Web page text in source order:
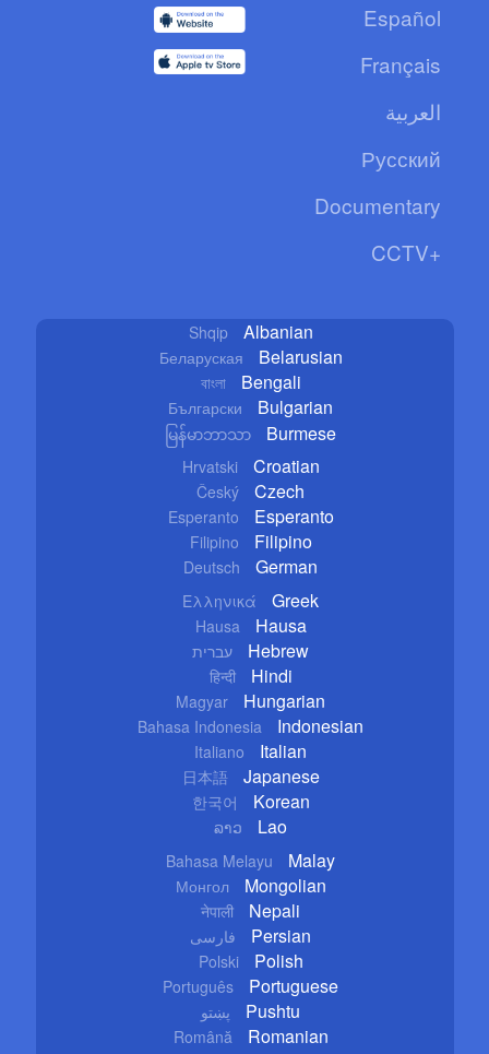
Español
Français
العربية
Русский
Documentary
CCTV+
Shqip Albanian
Беларуская Belarusian
বাংলা Bengali
Български Bulgarian
မြန်မာဘာသာ Burmese
Hrvatski Croatian
Český Czech
Esperanto Esperanto
Filipino Filipino
Deutsch German
Ελληνικά Greek
Hausa Hausa
עברית Hebrew
हिन्दी Hindi
Magyar Hungarian
Bahasa Indonesia Indonesian
Italiano Italian
日本語 Japanese
한국어 Korean
ລາວ Lao
Bahasa Melayu Malay
Монгол Mongolian
नेपाली Nepali
فارسی Persian
Polski Polish
Português Portuguese
پښتو Pushtu
Română Romanian